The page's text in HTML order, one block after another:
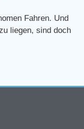
Fahren. Und
liegen, sind doch